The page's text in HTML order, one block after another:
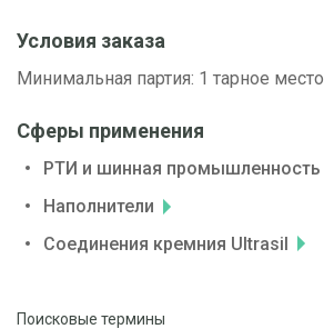
Условия заказа
Минимальная партия: 1 тарное место.
Сферы применения
РТИ и шинная промышленность
Наполнители
Соединения кремния Ultrasil
Поисковые термины